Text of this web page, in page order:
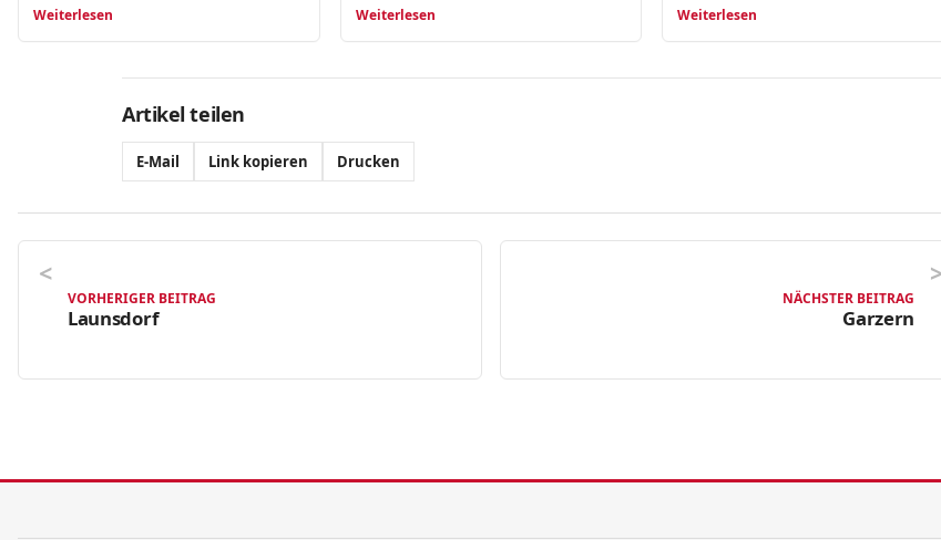
Weiterlesen Weiterlesen Weiterlesen
Artikel teilen
E-Mail Link kopieren Drucken
VORHERIGER BEITRAG
Launsdorf
NÄCHSTER BEITRAG
Garzern